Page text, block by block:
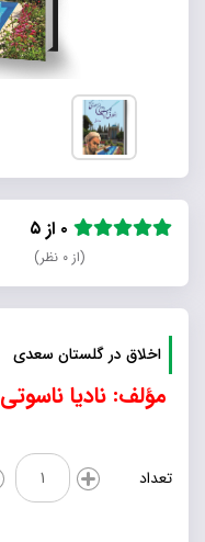
(از ۰ نظر)
اخلاق در گلستان سعدی
مؤلف: نادیا ناسوتی
تعداد
اخلاق
در
گلستان